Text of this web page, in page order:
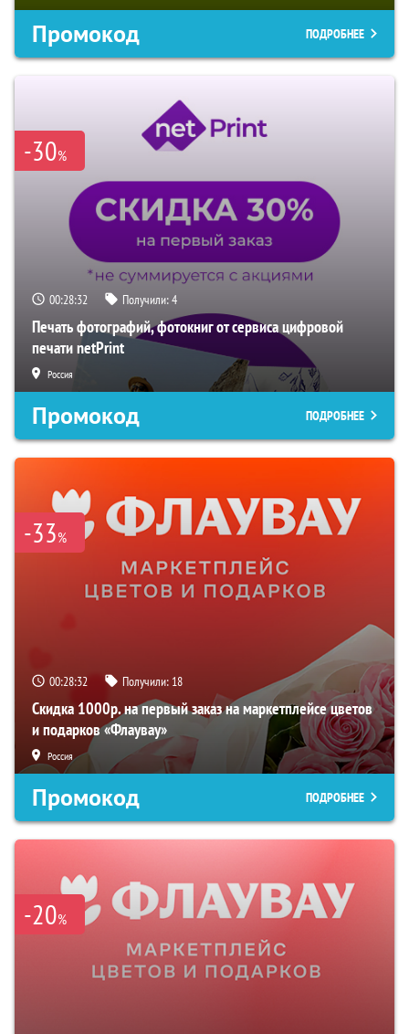
Промокод ПОДРОБНЕЕ
-30%
00:28:31 Получили:4
Печать фотографий, фотокниг от сервиса цифровой
печати netPrint
Россия
Промокод ПОДРОБНЕЕ
-33%
00:28:31 Получили: 18
Скидка 1000р. на первый заказ на маркетплейсе цветов
и подарков «Флаувау»
Россия
Промокод ПОДРОБНЕЕ
-20%